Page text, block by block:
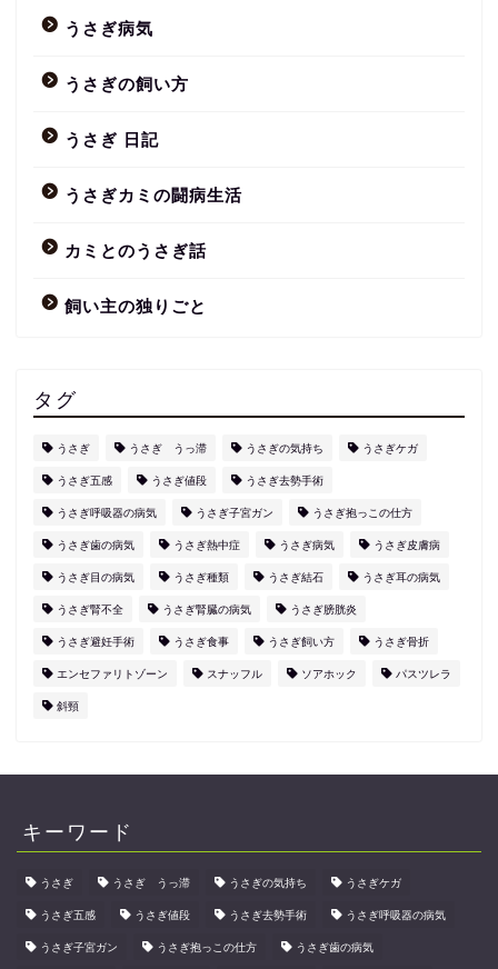
うさぎ病気
うさぎの飼い方
うさぎ 日記
うさぎカミの闘病生活
カミとのうさぎ話
飼い主の独りごと
タグ
うさぎ うさぎ うっ滞 うさぎの気持ち うさぎケガ
うさぎ五感 うさぎ値段 うさぎ去勢手術
うさぎ呼吸器の病気 うさぎ子宮ガン うさぎ抱っこの仕方
うさぎ歯の病気 うさぎ熱中症 うさぎ病気 うさぎ皮膚病
うさぎ目の病気 うさぎ種類 うさぎ結石 うさぎ耳の病気
うさぎ腎不全 うさぎ腎臓の病気 うさぎ膀胱炎
うさぎ避妊手術 うさぎ食事 うさぎ飼い方 うさぎ骨折
エンセファリトゾーン スナッフル ソアホック パスツレラ
斜頸
キーワード
うさぎ うさぎ うっ滞 うさぎの気持ち うさぎケガ
うさぎ五感 うさぎ値段 うさぎ去勢手術 うさぎ呼吸器の病気
うさぎ子宮ガン うさぎ抱っこの仕方 うさぎ歯の病気